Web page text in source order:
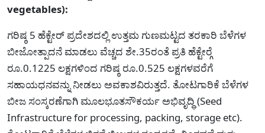
vegetables):
ಗರಿಷ್ಠ 5 ಹೆಕ್ಟೇರ್ ಪ್ರದೇಶದಲ್ಲಿ ಉತ್ತಮ ಗುಣಮಟ್ಟದ ತರಕಾರಿ ಬೆಳೆಗಳ
ಬೀಜೋತ್ಪಾದನೆ ಮಾಡಲು ವೆಚ್ಚದ ಶೇ.35ರಂತೆ ಪ್ರತಿ ಹೆಕ್ಟೇರ್‍ಗೆ
ರೂ.0.1225 ಲಕ್ಷಗಳಿಂದ ಗರಿಷ್ಠ ರೂ.0.525 ಲಕ್ಷಗಳವರೆಗೆ
ಸಹಾಯಧನವನ್ನು ನೀಡಲು ಅವಕಾಶವಿರುತ್ತದೆ. ತೋಟಗಾರಿಕೆ ಬೆಳೆಗಳ
ಬೀಜ ಸಂಸ್ಕರಣೆಗಾಗಿ ಮೂಲಭೂತಸೌಕರ್ಯ ಅಭಿವೃದ್ಧಿ (Seed
Infrastructure for processing, packing, storage etc).